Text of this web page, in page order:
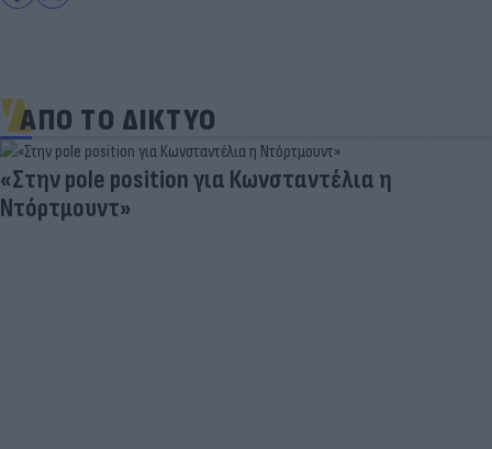
ΑΠΟ ΤΟ ΔΙΚΤΥΟ
«Στην pole position για Κωνσταντέλια η
Ντόρτμουντ»